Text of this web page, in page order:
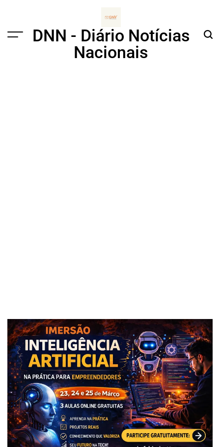
Menu
DNN - Diário Notícias
Nacionais